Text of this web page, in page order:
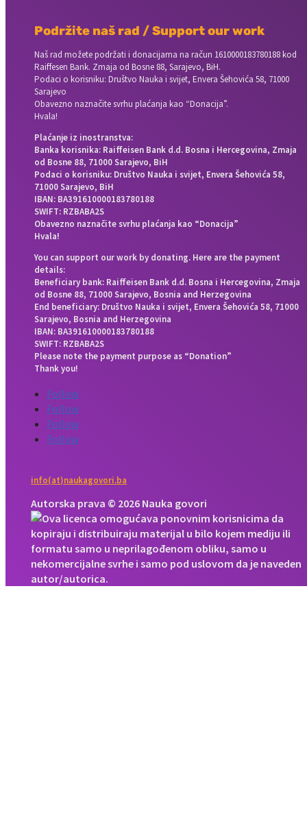
Podržite naš rad / Support our work
Naš rad možete podržati i donacijama na račun 1610000183780188 kod
Raiffesen Bank. Zmaja od Bosne 88, Sarajevo, BiH.
Podaci o korisniku: Društvo Nauka i svijet, Envera Šehovića 58, 71000
Sarajevo
Obavezno naznačite svrhu plaćanja kao “Donacija”.
Hvala!
Plaćanje iz inostranstva:
Banka korisnika: Raiffeisen Bank d.d. Bosna i Hercegovina, Zmaja
od Bosne 88, 71000 Sarajevo, BiH
Podaci o korisniku: Društvo Nauka i svijet, Envera Šehovića 58,
71000 Sarajevo, BiH
IBAN: BA391610000183780188
SWIFT: RZBABA2S
Obavezno naznačite svrhu plaćanja kao “Donacija”
Hvala!
You can support our work by donating. Here are the payment
details:
Beneficiary bank: Raiffeisen Bank d.d. Bosna i Hercegovina, Zmaja
od Bosne 88, 71000 Sarajevo, Bosnia and Herzegovina
End beneficiary: Društvo Nauka i svijet, Envera Šehovića 58, 71000
Sarajevo, Bosnia and Herzegovina
IBAN: BA391610000183780188
SWIFT: RZBABA2S
Please note the payment purpose as “Donation”
Thank you!
Follow
Follow
Follow
Follow
info(at)naukagovori.ba
Autorska prava © 2026 Nauka govori